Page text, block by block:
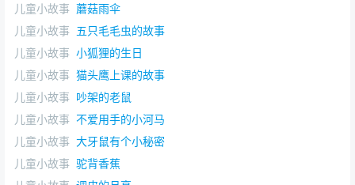
儿童小故事 蘑菇雨伞
儿童小故事 五只毛毛虫的故事
儿童小故事 小狐狸的生日
儿童小故事 猫头鹰上课的故事
儿童小故事 吵架的老鼠
儿童小故事 不爱用手的小河马
儿童小故事 大牙鼠有个小秘密
儿童小故事 驼背香蕉